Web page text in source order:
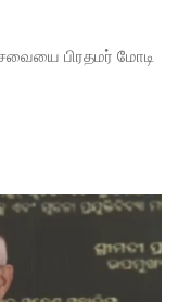
பிரதமர் மோடி